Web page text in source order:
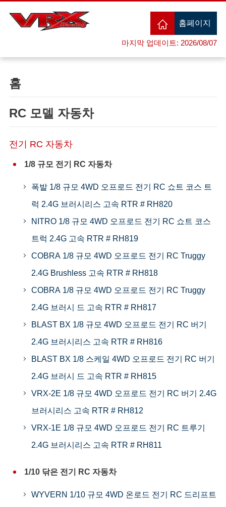
홈페이지
마지막 업데이트: 2026/08/07
홈
RC 모델 자동차
전기 RC 자동차
1/8 규모 전기 RC 자동차
폭발 1/8 규모 4WD 오프로드 전기 RC 쇼트 코스 트
럭 2.4G 브러시리스 고속 RTR # RH820
NITRO 1/8 규모 4WD 오프로드 전기 RC 쇼트 코스
트럭 2.4G 고속 RTR # RH819
COBRA 1/8 규모 4WD 오프로드 전기 RC Truggy
2.4G Brushless 고속 RTR # RH818
COBRA 1/8 규모 4WD 오프로드 전기 RC Truggy
2.4G 브러시 드 고속 RTR # RH817
BLAST BX 1/8 규모 4WD 오프로드 전기 RC 버기
2.4G 브러시리스 고속 RTR # RH816
BLAST BX 1/8 스케일 4WD 오프로드 전기 RC 버기
2.4G 브러시 드 고속 RTR # RH815
VRX-2E 1/8 규모 4WD 오프로드 전기 RC 버기 2.4G
브러시리스 고속 RTR # RH812
VRX-1E 1/8 규모 4WD 오프로드 전기 RC 트루기
2.4G 브러시리스 고속 RTR # RH811
1/10 닦은 전기 RC 자동차
WYVERN 1/10 규모 4WD 온로드 전기 RC 드리프트